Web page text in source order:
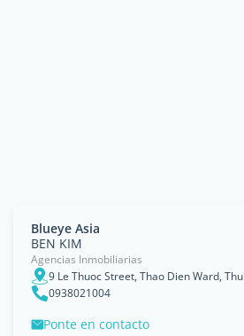
Blueye Asia
BEN KIM
Agencias Inmobiliarias
0938021004
Ponte en contacto